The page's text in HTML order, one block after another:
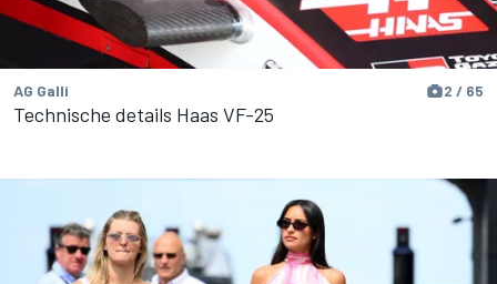
AG Galli 2 / 65
Technische details Haas VF-25